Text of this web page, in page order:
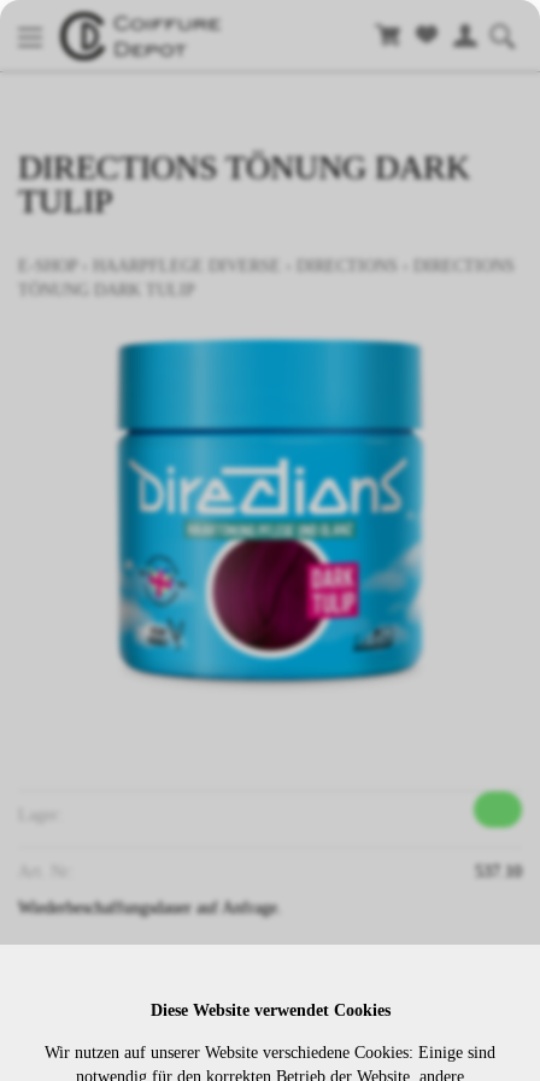
DIRECTIONS TÖNUNG DARK
TULIP
HAARPFLEGE DIVERSE
537.10
Wiederbeschaffungsdauer auf Anfrage.
Die Preise sind erst nach dem
sich ein oder registrieren Sie sich.
Diese Website verwendet Cookies
Wir nutzen auf unserer Website verschiedene Cookies: Einige sind
notwendig für den korrekten Betrieb der Website, andere